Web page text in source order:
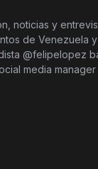
noticias y
de Venezuela
@felipelopez
media